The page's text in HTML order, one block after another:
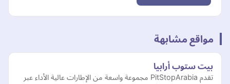
مواقع مشابهة
بيت ستوب أرابيا
تقدم PitStopArabia مجموعة واسعة من الإطارات عالية الأداء عبر